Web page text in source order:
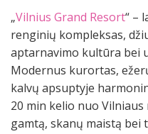
„Vilnius Grand Resort“ –
renginių kompleksas,
aptarnavimo kultūra bei
Modernus kurortas,
kalvų apsuptyje
20 min kelio nuo
gamtą, skanų maistą